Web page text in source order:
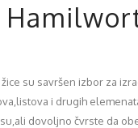
su savršen izbor za
i drugih
dovoljno čvrste da